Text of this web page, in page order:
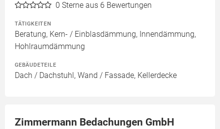
0 Sterne aus 6 Bewertungen
TÄTIGKEITEN
Beratung, Kern- / Einblasdämmung, Innendämmung,
Hohlraumdämmung
GEBÄUDETEILE
Dach / Dachstuhl, Wand / Fassade, Kellerdecke
Zimmermann Bedachungen GmbH